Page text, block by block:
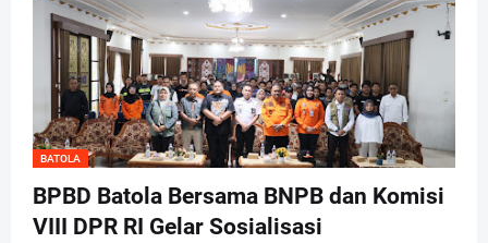
BATOLA
BPBD Batola Bersama BNPB dan Komisi
VIII DPR RI Gelar Sosialisasi